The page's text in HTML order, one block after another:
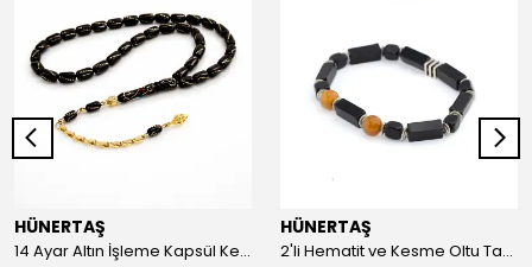
HÜNERTAŞ
14 Ayar Altın İşleme Kapsül Kesim Oltu Taşı Tespih
HÜNERTAŞ
2'li Hematit ve Kesme Oltu Taşı Bileklik